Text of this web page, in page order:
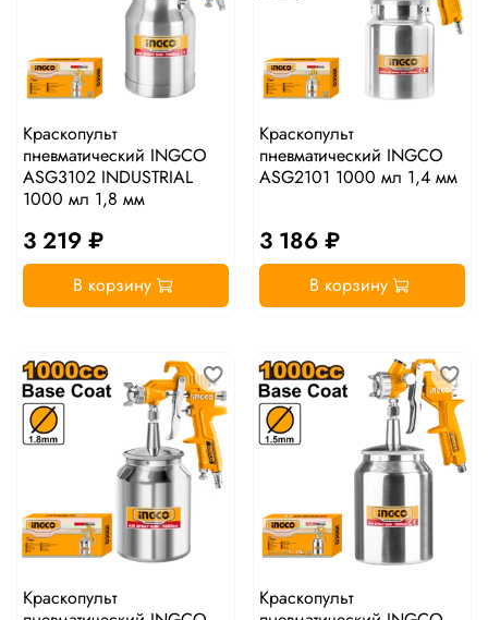
Краскопульт
пневматический INGCO
ASG3102 INDUSTRIAL
1000 мл 1,8 мм
3 219 ₽
В корзину
Краскопульт
пневматический INGCO
ASG2101 1000 мл 1,4 мм
3 186 ₽
В корзину
Краскопульт
Краскопульт